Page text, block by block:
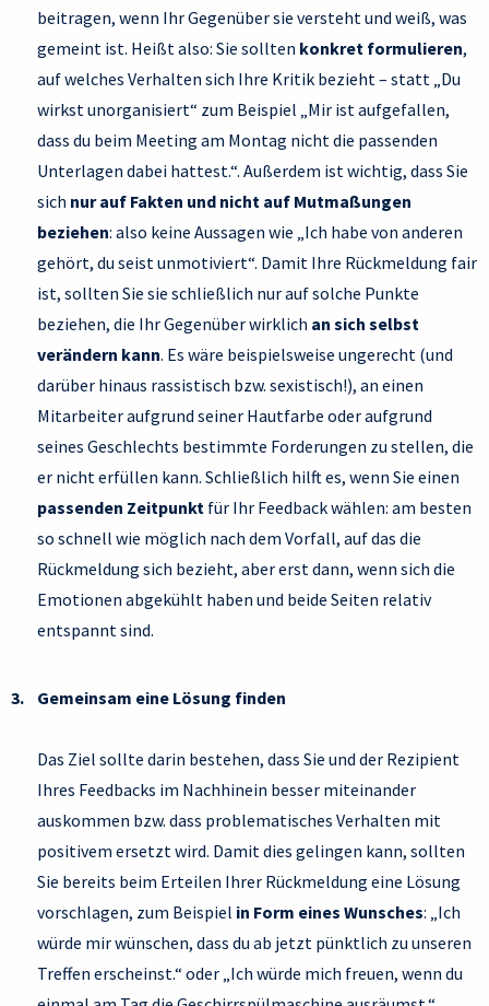
beitragen, wenn Ihr Gegenüber sie versteht und weiß, was
gemeint ist. Heißt also: Sie sollten konkret formulieren,
auf welches Verhalten sich Ihre Kritik bezieht – statt „Du
wirkst unorganisiert“ zum Beispiel „Mir ist aufgefallen,
dass du beim Meeting am Montag nicht die passenden
Unterlagen dabei hattest.“. Außerdem ist wichtig, dass Sie
sich nur auf Fakten und nicht auf Mutmaßungen
beziehen: also keine Aussagen wie „Ich habe von anderen
gehört, du seist unmotiviert“. Damit Ihre Rückmeldung fair
ist, sollten Sie sie schließlich nur auf solche Punkte
beziehen, die Ihr Gegenüber wirklich an sich selbst
verändern kann. Es wäre beispielsweise ungerecht (und
darüber hinaus rassistisch bzw. sexistisch!), an einen
Mitarbeiter aufgrund seiner Hautfarbe oder aufgrund
seines Geschlechts bestimmte Forderungen zu stellen, die
er nicht erfüllen kann. Schließlich hilft es, wenn Sie einen
passenden Zeitpunkt für Ihr Feedback wählen: am besten
so schnell wie möglich nach dem Vorfall, auf das die
Rückmeldung sich bezieht, aber erst dann, wenn sich die
Emotionen abgekühlt haben und beide Seiten relativ
entspannt sind.
Gemeinsam eine Lösung finden
Das Ziel sollte darin bestehen, dass Sie und der Rezipient
Ihres Feedbacks im Nachhinein besser miteinander
auskommen bzw. dass problematisches Verhalten mit
positivem ersetzt wird. Damit dies gelingen kann, sollten
Sie bereits beim Erteilen Ihrer Rückmeldung eine Lösung
vorschlagen, zum Beispiel in Form eines Wunsches: „Ich
würde mir wünschen, dass du ab jetzt pünktlich zu unseren
Treffen erscheinst.“ oder „Ich würde mich freuen, wenn du